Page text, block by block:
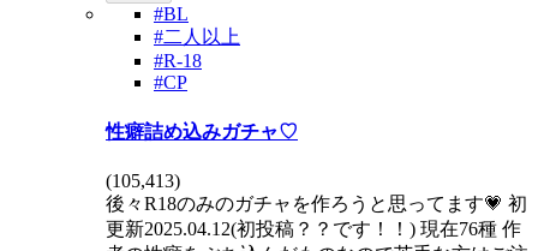
#BL
#二人以上
#R-18
#CP
性癖詰め込みガチャ♡
(105,413)
後々R18のみのガチャを作ろうと思ってます💗 初
更新2025.04.12(初投稿？？です！！) 現在76種 作